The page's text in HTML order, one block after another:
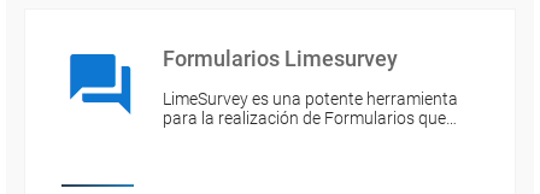
Formularios Limesurvey
LimeSurvey es una potente herramienta
para la realización de Formularios que…